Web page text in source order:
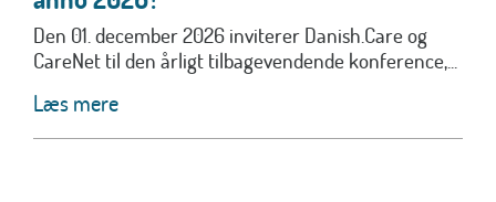
Den 01. december 2026 inviterer Danish.Care og
CareNet til den årligt tilbagevendende konference,...
Læs mere